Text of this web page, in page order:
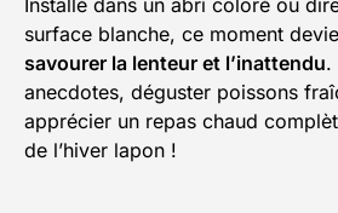
Installé dans un abri coloré ou
surface blanche, ce moment
savourer la lenteur et l’inattendu.
anecdotes, déguster poissons
apprécier un repas chaud
de l’hiver lapon !